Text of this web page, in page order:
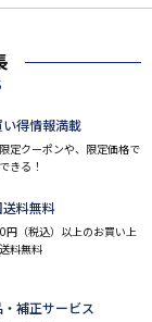
い得情報満載
定クーポンや、限定価格で
きる！
送料無料
円（税込）以上のお買い上
料無料
補正サービス